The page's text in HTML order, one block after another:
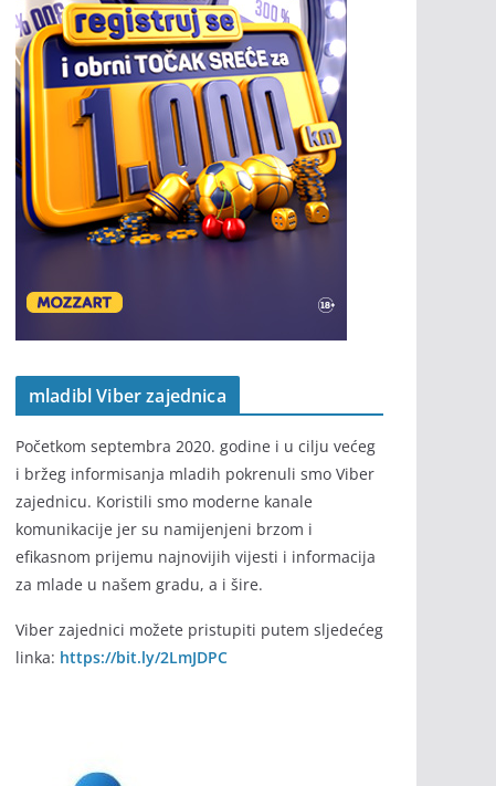
mladibl Viber zajednica
Početkom septembra 2020. godine i u cilju većeg
i bržeg informisanja mladih pokrenuli smo Viber
zajednicu. Koristili smo moderne kanale
komunikacije jer su namijenjeni brzom i
efikasnom prijemu najnovijih vijesti i informacija
za mlade u našem gradu, a i šire.
Viber zajednici možete pristupiti putem sljedećeg
linka: https://bit.ly/2LmJDPC